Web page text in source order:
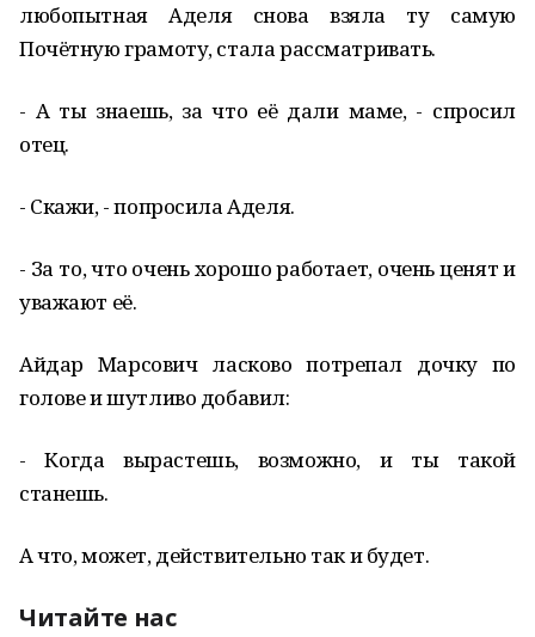
любопытная Аделя снова взяла ту самую
Почётную грамоту, стала рассматривать.
- А ты знаешь, за что её дали маме, - спросил
отец.
- Скажи, - попросила Аделя.
- За то, что очень хорошо работает, очень ценят и
уважают её.
Айдар Марсович ласково потрепал дочку по
голове и шутливо добавил:
- Когда вырастешь, возможно, и ты такой
станешь.
А что, может, действительно так и будет.
Читайте нас